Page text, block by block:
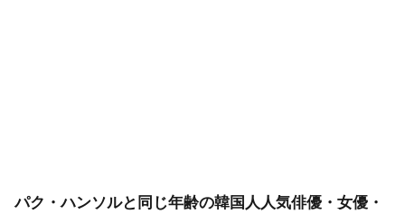
パク・ハンソルと同じ年齢の韓国人人気俳優・女優・